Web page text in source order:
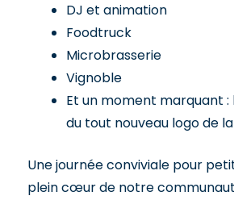
DJ et animation
Foodtruck
Microbrasserie
Vignoble
Et un moment marquant
du tout nouveau logo de
Une journée conviviale pour
plein cœur de notre